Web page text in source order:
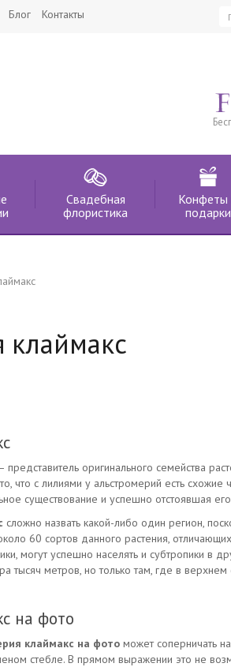
Блог Контакты
Свадебная
флористика
Конфеты
подарки
клаймакс
– представитель оригинального семейства
что с лилиями у альстромерий есть
существование и успешно отстоявшая
сложно назвать какой-либо один регион,
60 сортов данного растения,
могут успешно населять и субтропики в
тысяч метров, но только там, где в
на фото
клаймакс на фото может соперничать
стебле. В прямом выражении это не